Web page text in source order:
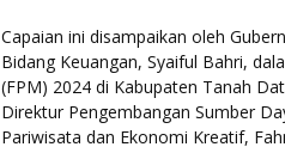
Capaian ini disampaikan oleh
Bidang Keuangan, Syaiful Bahri,
(FPM) 2024 di Kabupaten Tanah
Direktur Pengembangan Sumber
Pariwisata dan Ekonomi Kreatif,